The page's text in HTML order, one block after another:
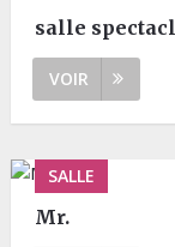
salle
VOIR
SALLE
Mr.